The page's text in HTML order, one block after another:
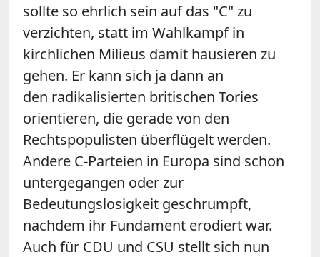
sollte so ehrlich sein auf das "C" zu
verzichten, statt im Wahlkampf in
kirchlichen Milieus damit hausieren zu
gehen. Er kann sich ja dann an
den radikalisierten britischen Tories
orientieren, die gerade von den
Rechtspopulisten überflügelt werden.
Andere C-Parteien in Europa sind schon
untergegangen oder zur
Bedeutungslosigkeit geschrumpft,
nachdem ihr Fundament erodiert war.
Auch für CDU und CSU stellt sich nun